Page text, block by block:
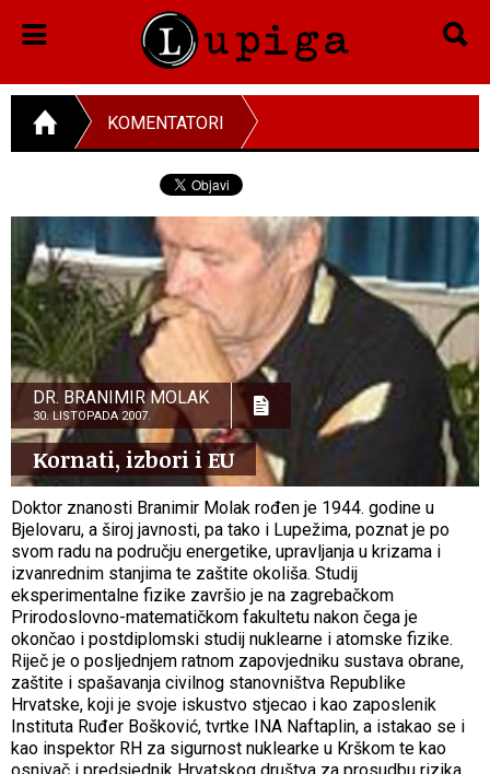
KOMENTATORI
DR. BRANIMIR MOLAK
30. LISTOPADA 2007.
Kornati, izbori i EU
Doktor znanosti Branimir Molak rođen je 1944. godine u
Bjelovaru, a široj javnosti, pa tako i Lupežima, poznat je po
svom radu na području energetike, upravljanja u krizama i
izvanrednim stanjima te zaštite okoliša. Studij
eksperimentalne fizike završio je na zagrebačkom
Prirodoslovno-matematičkom fakultetu nakon čega je
okončao i postdiplomski studij nuklearne i atomske fizike.
Riječ je o posljednjem ratnom zapovjedniku sustava obrane,
zaštite i spašavanja civilnog stanovništva Republike
Hrvatske, koji je svoje iskustvo stjecao i kao zaposlenik
Instituta Ruđer Bošković, tvrtke INA Naftaplin, a istakao se i
kao inspektor RH za sigurnost nuklearke u Krškom te kao